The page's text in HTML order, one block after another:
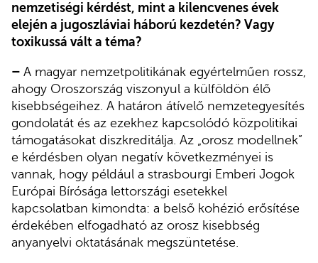
nemzetiségi kérdést, mint a kilencvenes évek
elején a jugoszláviai háború kezdetén? Vagy
toxikussá vált a téma?
– A magyar nemzetpolitikának egyértelműen rossz,
ahogy Oroszország viszonyul a külföldön élő
kisebbségeihez. A határon átívelő nemzetegyesítés
gondolatát és az ezekhez kapcsolódó közpolitikai
támogatásokat diszkreditálja. Az „orosz modellnek”
e kérdésben olyan negatív következményei is
vannak, hogy például a strasbourgi Emberi Jogok
Európai Bírósága lettországi esetekkel
kapcsolatban kimondta: a belső kohézió erősítése
érdekében elfogadható az orosz kisebbség
anyanyelvi oktatásának megszüntetése.